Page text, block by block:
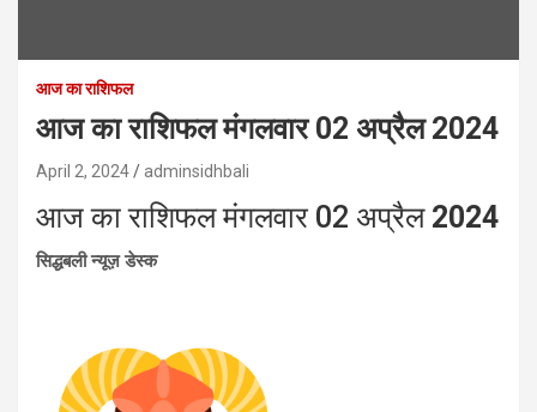
आज का राशिफल
आज का राशिफल मंगलवार 02 अप्रैल 2024
April 2, 2024 adminsidhbali
आज का राशिफल मंगलवार 02 अप्रैल2024
सिद्धबली न्यूज़ डेस्क